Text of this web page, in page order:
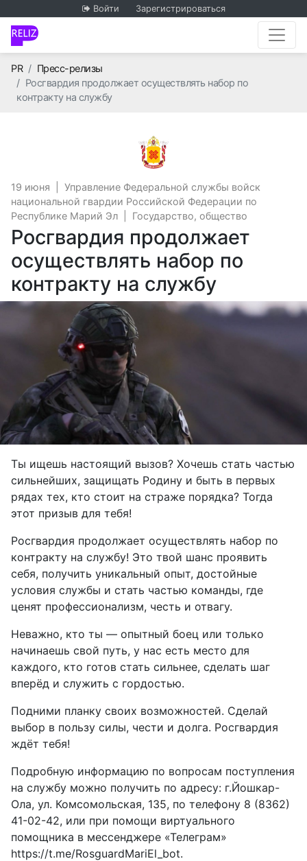
Войти Зарегистрироваться
PRГлавная
Пресс-релизы
Росгвардия продолжает осуществлять набор по
контракту на службу
Управление
19 июня
Управление Федеральной службы войск
национальной гвардии Российской Федерации по
Республике Марий Эл
Государство, общество
Росгвардия продолжает
осуществлять набор по
контракту на службу
Ты ищешь настоящий вызов? Хочешь стать частью
сильнейших, защищать Родину и быть в первых
рядах тех, кто стоит на страже порядка? Тогда
этот призыв для тебя!
Росгвардия продолжает осуществлять набор по
контракту на службу! Это твой шанс проявить
себя, получить уникальный опыт, достойные
условия службы и стать частью команды, где
ценят профессионализм, честь и отвагу.
Неважно, кто ты — опытный боец или только
начинаешь свой путь, у нас есть место для
каждого, кто готов стать сильнее, сделать шаг
вперёд и служить с гордостью.
Подними планку своих возможностей. Сделай
выбор в пользу силы, чести и долга. Росгвардия
ждёт тебя!
Подробную информацию по вопросам поступления
на службу можно получить по адресу: г.Йошкар-
Ола, ул. Комсомольская, 135, по телефону 8 (8362)
41-02-42, или при помощи виртуального
помощника в мессенджере «Телеграм»
https://t.me/RosguardMariEl_bot.